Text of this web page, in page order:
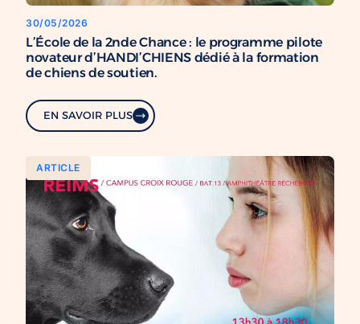
30/05/2026
L’École de la 2nde Chance : le programme pilote
novateur d’HANDI’CHIENS dédié à la formation
de chiens de soutien.
EN SAVOIR PLUS
ARTICLE